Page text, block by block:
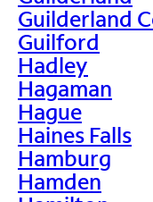
Guilderland
Guilford
Hadley
Hagaman
Hague
Haines Falls
Hamburg
Hamden